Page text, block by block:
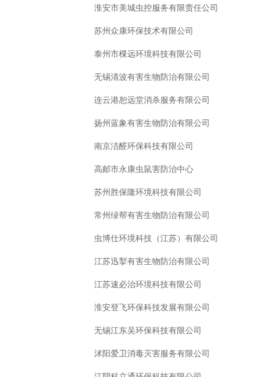
淮安市美城虫控服务有限责任公司
苏州众康环保技术有限公司
泰州市棵远环境科技有限公司
无锡清波有害生物防治有限公司
连云港恕远堂消杀服务有限公司
扬州蓝象有害生物防治有限公司
南京洁醛环保科技有限公司
高邮市永康虫鼠害防治中心
苏州胜保隆环境科技有限公司
常州绿帮有害生物防治有限公司
虫博仕环境科技（江苏）有限公司
江苏迅掣有害生物防治有限公司
江苏速必治环境科技有限公司
淮安登飞环保科技发展有限公司
无锡江东吴环保科技有限公司
沭阳爱卫消毒灭害服务有限公司